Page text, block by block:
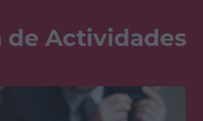
de Actividades